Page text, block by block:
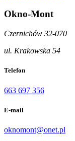
Okno-Mont
Czernichów 32-070
ul. Krakowska 54
Telefon
663 697 356
E-mail
oknomont@onet.pl